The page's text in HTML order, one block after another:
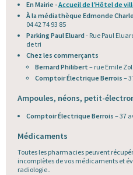
En Mairie -Accueil de l’Hôtel de
À la médiathèque Edmonde
04 42 74 93 85
Parking Paul Eluard - Rue Paul
de tri
Chez les commerçants
Bernard Philibert – rue Emile
Comptoir Électrique Berrois –
Ampoules, néons, petit-
Comptoir Électrique Berrois – 37
Médicaments
Toutes les pharmacies peuvent
incomplètes de vos médicaments et
radiologie..